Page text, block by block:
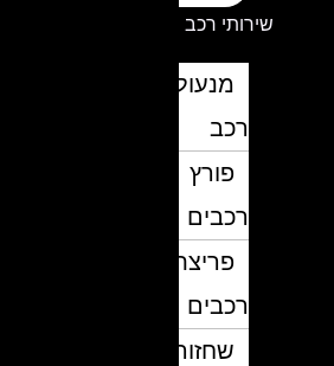
שירותי רכב
מנעולן
פורץ
רכבים
פריצת
רכבים
שחזור